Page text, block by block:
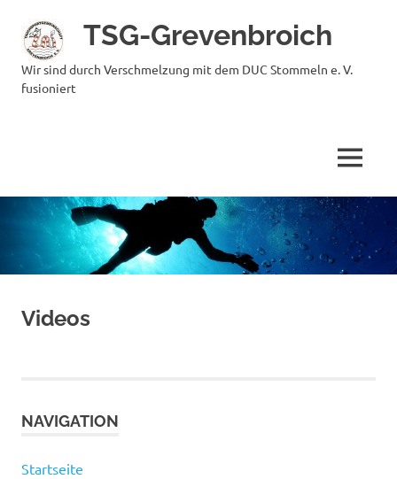
Inhalt
springen
TSG-Grevenbroich
Wir sind durch Verschmelzung mit dem DUC Stommeln e. V.
fusioniert
MENÜ
Videos
NAVIGATION
Startseite